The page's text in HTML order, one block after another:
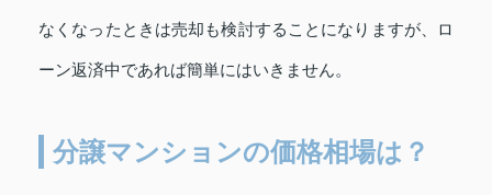
なくなったときは売却も検討することになりますが、ロ
ーン返済中であれば簡単にはいきません。
分譲マンションの価格相場は？